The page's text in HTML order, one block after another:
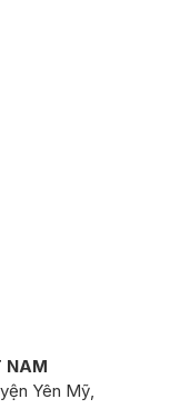
NAM
Yên Mỹ,